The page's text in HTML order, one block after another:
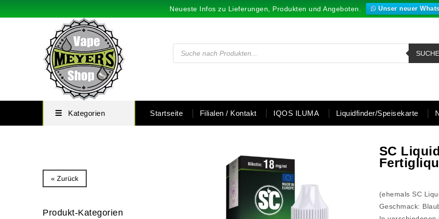
Neueste Infos zu Lieferungen, Produkten und Angeboten. Unser neuer
Kategorien Startseite Filialen / Kontakt IQOS ILUMA Liquidfinder/Speisekarte
SC
(ehemals SC
Geschmack:
« Zurück
Produkt-Kategorien